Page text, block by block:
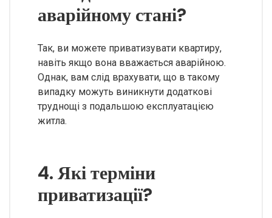
аварійному стані?
Так, ви можете приватизувати квартиру,
навіть якщо вона вважається аварійною.
Однак, вам слід врахувати, що в такому
випадку можуть виникнути додаткові
труднощі з подальшою експлуатацією
житла.
4. Які терміни
приватизації?